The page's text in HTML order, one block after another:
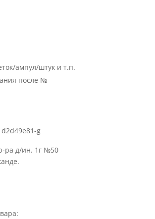
ампул/штук и т.п.
после №
g
ра д/ин. 1г №50